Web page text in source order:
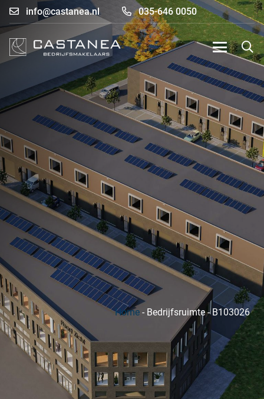
info@castanea.nl 035-646 0050
Home - Bedrijfsruimte-B103026